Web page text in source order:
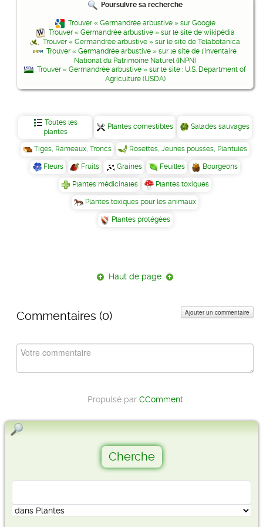
Poursuivre sa recherche
Trouver « Germandrée arbustive » sur Google
Trouver « Germandrée arbustive » sur le site de wikipédia
Trouver « Germandrée arbustive » sur le site de Telabotanica
Trouver « Germandrée arbustive » sur le site de l'Inventaire
National du Patrimoine Naturel (INPN)
Trouver « Germandrée arbustive » sur le site : U.S. Department of
Agriculture (USDA)
Toutes les
plantes
Plantes comestibles Salades sauvages
Tiges, Rameaux, Troncs Rosettes, Jeunes pousses, Plantules
Fleurs Fruits Graines Feuilles Bourgeons
Plantes médicinales Plantes toxiques
Plantes toxiques pour les animaux
Plantes protégées
Haut de page
Commentaires (0) Ajouter un commentaire
Propulsé par CComment